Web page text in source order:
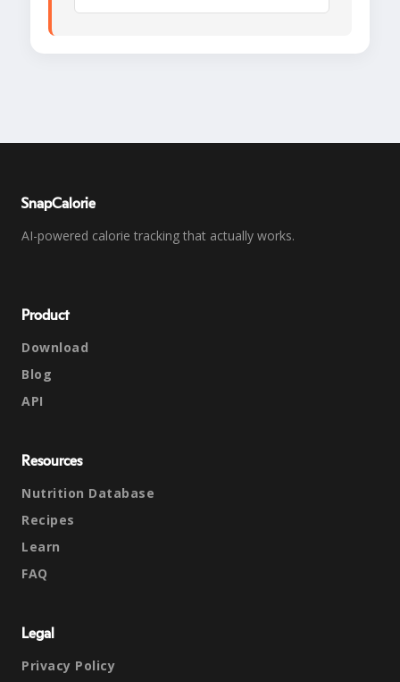
SnapCalorie
AI-powered calorie tracking that actually works.
Product
Download
Blog
API
Resources
Nutrition Database
Recipes
Learn
FAQ
Legal
Privacy Policy